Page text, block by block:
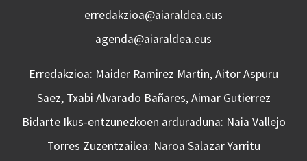
erredakzioa@aiaraldea.eus
agenda@aiaraldea.eus
Erredakzioa: Maider Ramirez Martin, Aitor Aspuru
Saez, Txabi Alvarado Bañares, Aimar Gutierrez
Bidarte Ikus-entzunezkoen arduraduna: Naia Vallejo
Torres Zuzentzailea: Naroa Salazar Yarritu